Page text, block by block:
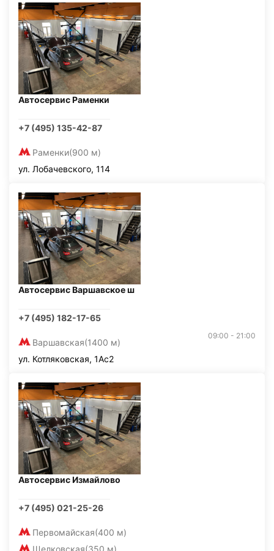
Автосервис Раменки
+7 (495) 135-42-87
Раменки(900 м)
ул. Лобачевского, 114
Автосервис Варшавское ш
+7 (495) 182-17-65
Варшавская(1400 м)
09:00 - 21:00
ул. Котляковская, 1Ас2
Автосервис Измайлово
+7 (495) 021-25-26
Первомайская(400 м)
Щелковская(350 м)